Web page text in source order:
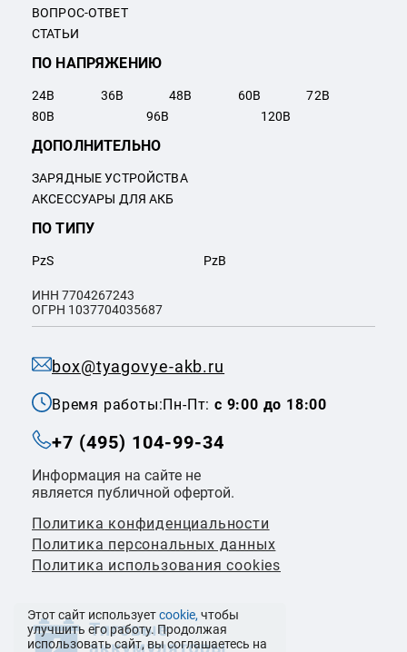
box@tyagovye-akb.ru
Время работы:Пн-Пт:с 9:00 до 18:00
+7 (495) 104-99-34
Информация на сайте не
является публичной офертой.
Политика конфиденциальности
Политикa персональных данных
Политика использования cookies
ВОПРОС-ОТВЕТ
СТАТЬИ
ПО НАПРЯЖЕНИЮ
24В 36В 48В 60В 72В
80В 96В 120В
ПО ТИПУ
PzS PzB
ДОПОЛНИТЕЛЬНО
ЗАРЯДНЫЕ УСТРОЙСТВА
АКСЕССУАРЫ ДЛЯ АКБ
ИНН 7704267243
ОГРН 1037704035687
Этот сайт используетcookie, чтобы
улучшить его работу. Продолжая
использовать сайт, вы соглашаетесь на